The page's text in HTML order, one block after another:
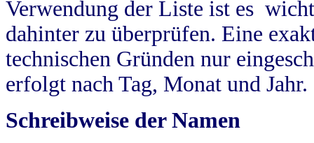
Verwendung der Liste ist es
dahinter zu überprüfen. Eine
technischen Gründen nur
erfolgt nach Tag, Monat und Jahr.
Schreibweise der Namen